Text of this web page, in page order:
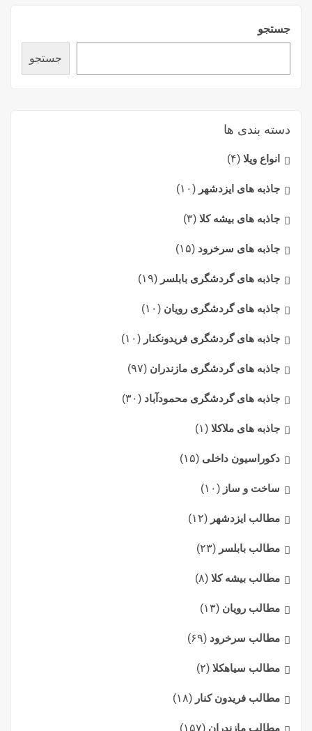
جستجو
جستجو
دسته بندی ها
انواع ویلا (۴)
جاذبه های ایزدشهر (۱۰)
جاذبه های بیشه کلا (۳)
جاذبه های سرخرود (۱۵)
جاذبه های گردشگری بابلسر (۱۹)
جاذبه های گردشگری رویان (۱۰)
جاذبه های گردشگری فریدونکنار (۱۰)
جاذبه های گردشگری مازندران (۹۷)
جاذبه های گردشگری محمودآباد (۳۰)
جاذبه های ملاکلا (۱)
دکوراسیون داخلی (۱۵)
ساخت و ساز (۱۰)
مطالب ایزدشهر (۱۲)
مطالب بابلسر (۲۳)
مطالب بیشه کلا (۸)
مطالب رویان (۱۳)
مطالب سرخرود (۶۹)
مطالب سیاهکلا (۲)
مطالب فریدون کنار (۱۸)
مطالب مازندران (۱۵۷)